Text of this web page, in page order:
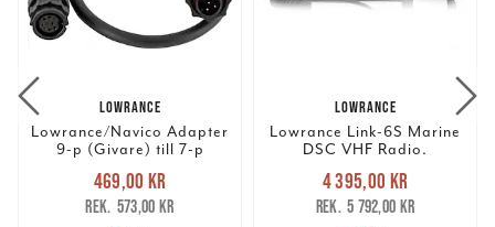
LOWRANCE
Lowrance/Navico Adapter
9-p (Givare) till 7-p
Nuvarande pris
469,00 krTidigare pris
573,00 kr
469,00 kr
573,00 kr
LOWRANCE
Lowrance Link-6S Marine
DSC VHF Radio.
Nuvarande pris
4 395,00 krTidigare pris
5 792,00 kr
4 395,00 kr
5 792,00 kr